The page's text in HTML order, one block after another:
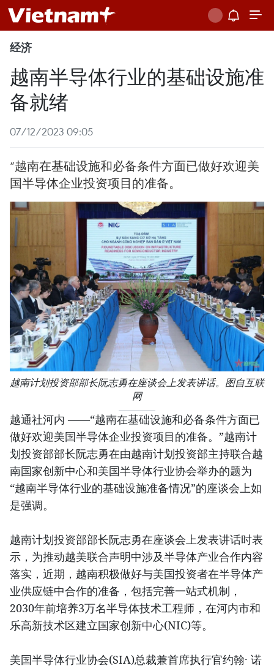
经济
越南半导体行业的基础设施准
备就绪
07/12/2023 09:05
“越南在基础设施和必备条件方面已做好欢迎美
国半导体企业投资项目的准备。
越南计划投资部部长阮志勇在座谈会上发表讲话。图自互联
网
越通社河内 ——“越南在基础设施和必备条件方面已
做好欢迎美国半导体企业投资项目的准备。”越南计
划投资部部长阮志勇在由越南计划投资部主持联合越
南国家创新中心和美国半导体行业协会举办的题为
“越南半导体行业的基础设施准备情况”的座谈会上如
是强调。
越南计划投资部部长阮志勇在座谈会上发表讲话时表
示，为推动越美联合声明中涉及半导体产业合作内容
落实，近期，越南积极做好与美国投资者在半导体产
业供应链中合作的准备，包括完善一站式机制，
2030年前培养3万名半导体技术工程师，在河内市和
乐高新技术区建立国家创新中心(NIC)等。
美国半导体行业协会(SIA)总裁兼首席执行官约翰· 诺